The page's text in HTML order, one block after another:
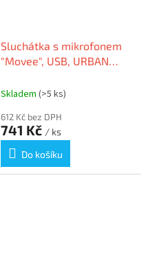
Sluchátka s mikrofonem
"Movee", USB, URBAN
Skladem (>5 ks)
612 Kč bez DPH
741 Kč / ks
Do košíku